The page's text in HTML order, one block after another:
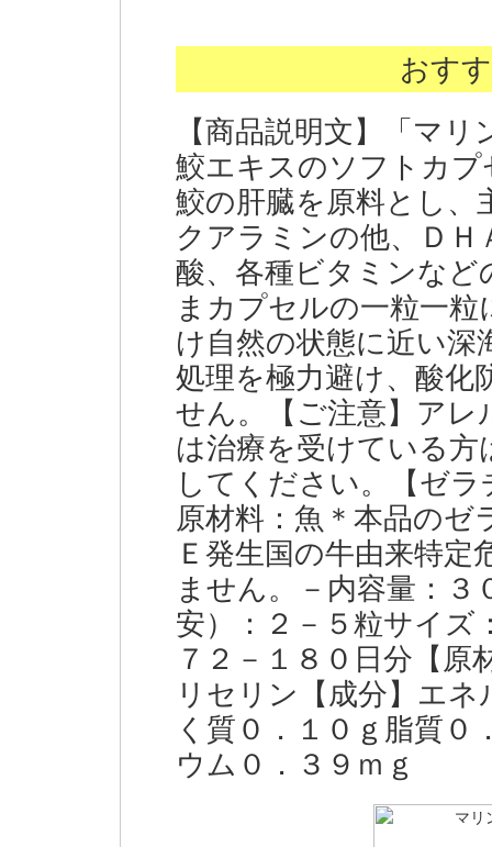
おす
【商品説明文】「マ
鮫エキスのソフトカプ
鮫の肝臓を原料とし、
クアラミンの他、ＤＨ
酸、各種ビタミンなど
まカプセルの一粒一
け自然の状態に近い
処理を極力避け、酸化
せん。【ご注意】アレ
は治療を受けている
してください。【ゼ
原材料：魚＊本品の
Ｅ発生国の牛由来特
ません。－内容量：３
安）：２－５粒サイズ
７２－１８０日分【原
リセリン【成分】エ
く質０．１０ｇ脂質０
ウム０．３９ｍｇ